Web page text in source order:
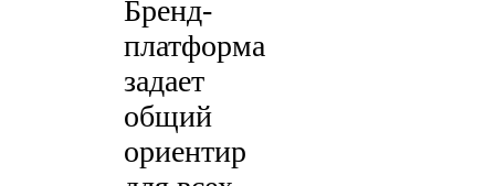
Бренд-
платформа
задает
общий
ориентир